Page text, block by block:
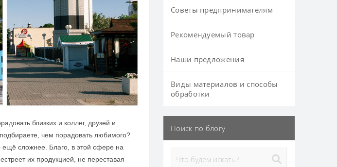
близких и коллег, друзей и
чем порадовать любимого?
сложнее. Благо, в этой сфере на
их продукцией, не переставая
Советы предпринимателям
Рекомендуемый товар
Наши предложения
Виды материалов и способы
обработки
Поиск по блогу